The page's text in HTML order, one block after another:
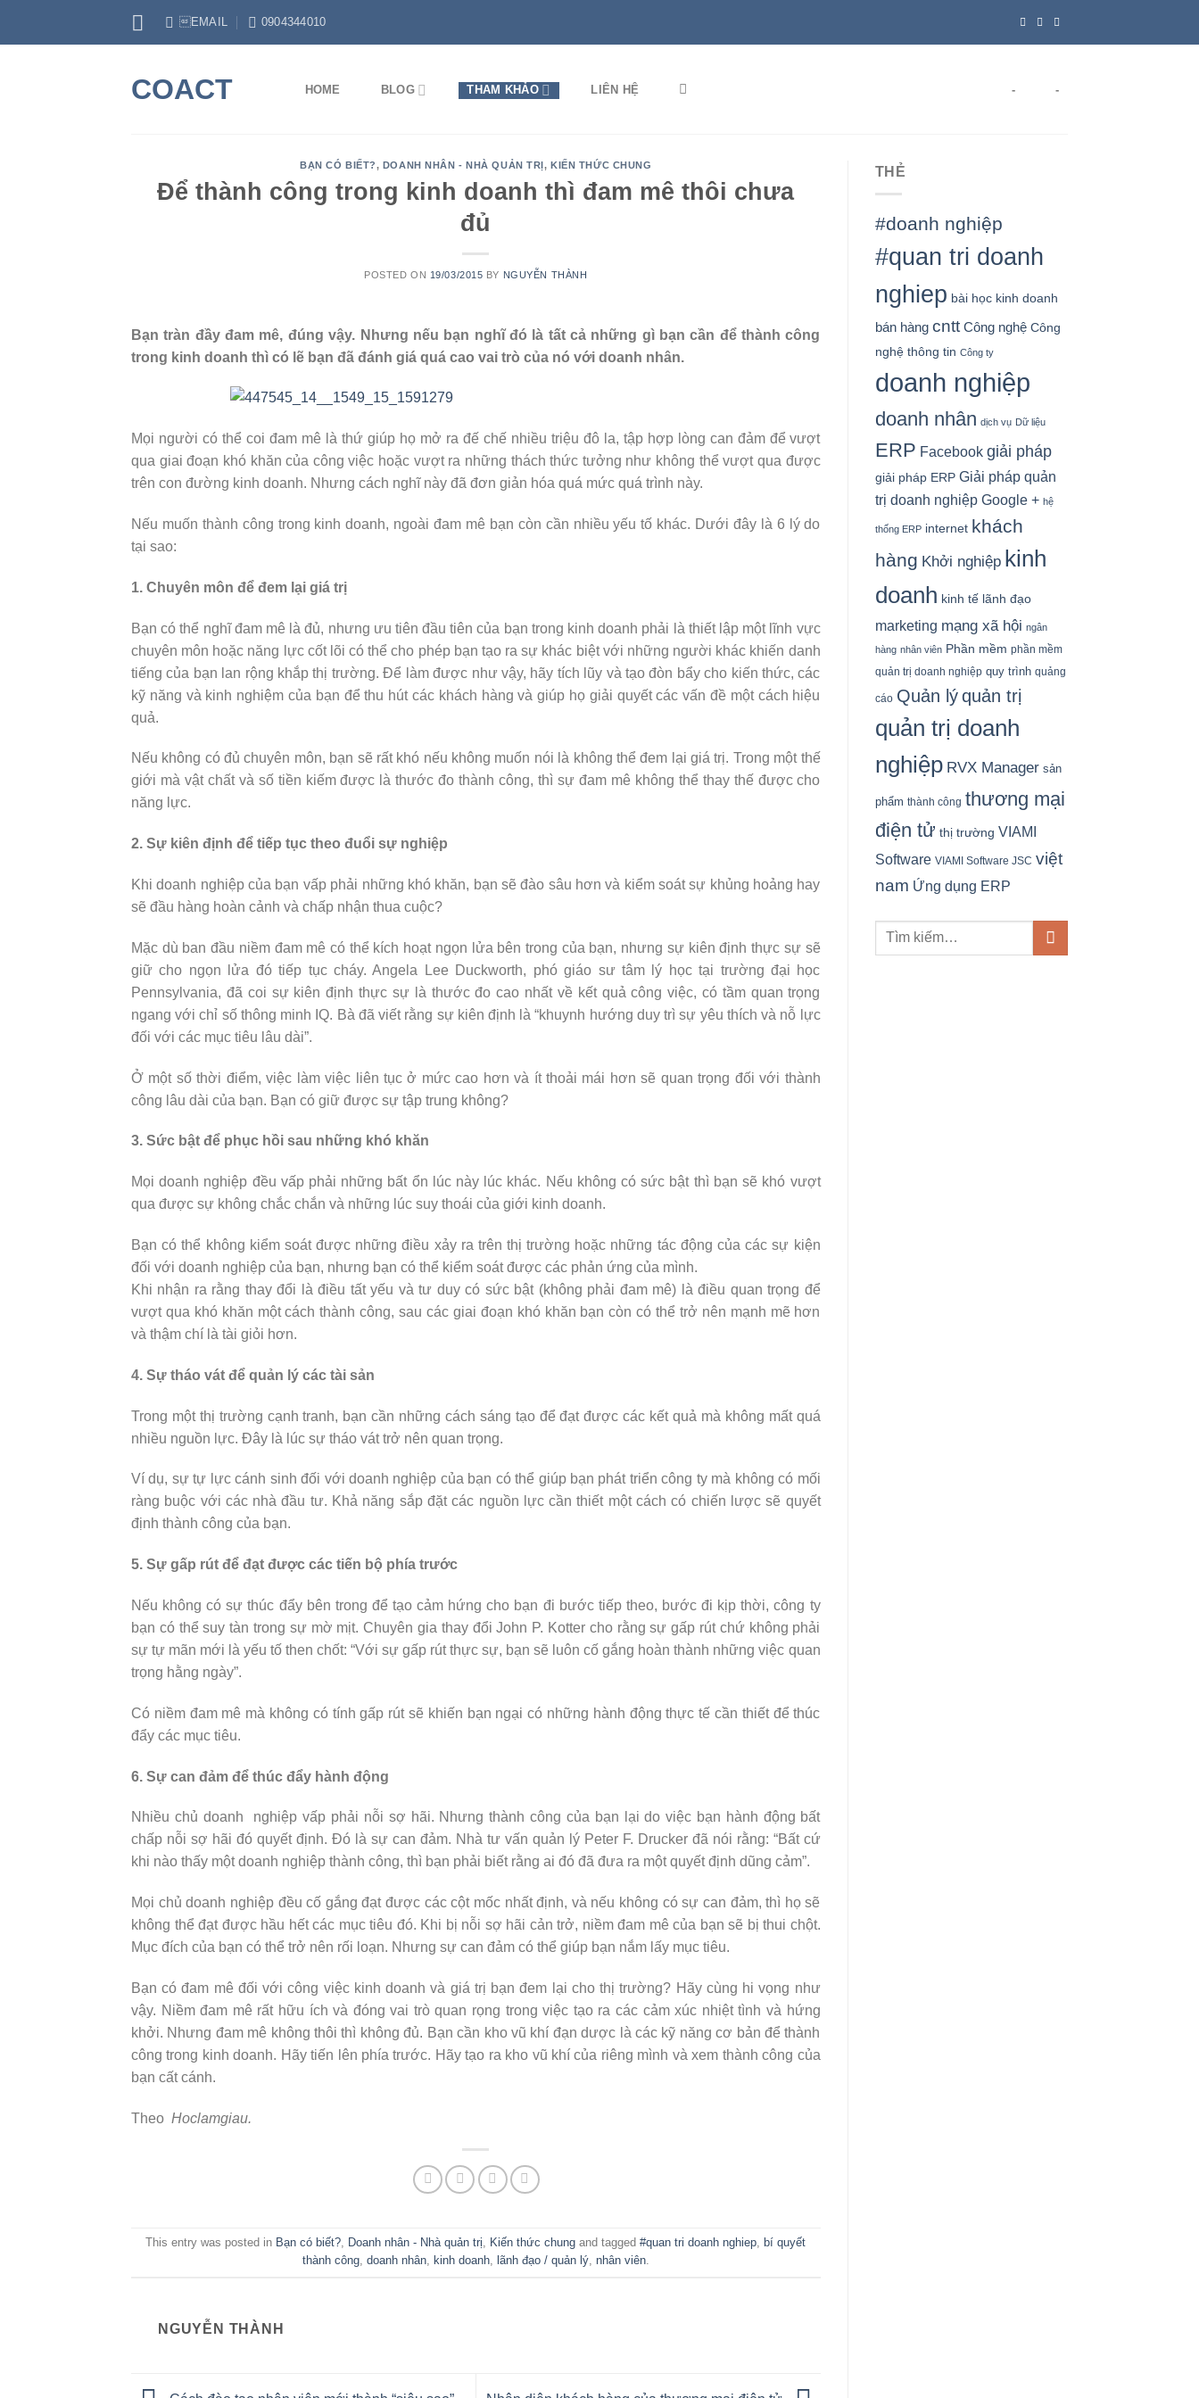
EMAIL 0904344010
COACT HOME BLOG THAM KHẢO LIÊN HỆ - -
BẠN CÓ BIẾT?, DOANH NHÂN - NHÀ QUẢN TRỊ,KIẾN THỨC CHUNG
Để thành công trong kinh doanh thì đam mê thôi chưa
đủ
POSTED ON 19/03/2015 BY NGUYỄN THÀNH
Bạn tràn đầy đam mê, đúng vậy. Nhưng nếu bạn nghĩ đó là tất cả những gì bạn cần để thành công
trong kinh doanh thì có lẽ bạn đã đánh giá quá cao vai trò của nó với doanh nhân.
Mọi người có thể coi đam mê là thứ giúp họ mở ra đế chế nhiều triệu đô la, tập hợp lòng can đảm để vượt
qua giai đoạn khó khăn của công việc hoặc vượt ra những thách thức tưởng như không thể vượt qua được
trên con đường kinh doanh. Nhưng cách nghĩ này đã đơn giản hóa quá mức quá trình này.
Nếu muốn thành công trong kinh doanh, ngoài đam mê bạn còn cần nhiều yếu tố khác. Dưới đây là 6 lý do
tại sao:
1. Chuyên môn để đem lại giá trị
Bạn có thể nghĩ đam mê là đủ, nhưng ưu tiên đầu tiên của bạn trong kinh doanh phải là thiết lập một lĩnh vực
chuyên môn hoặc năng lực cốt lõi có thể cho phép bạn tạo ra sự khác biệt với những người khác khiến danh
tiếng của bạn lan rộng khắp thị trường. Để làm được như vậy, hãy tích lũy và tạo đòn bẩy cho kiến thức, các
kỹ năng và kinh nghiệm của bạn để thu hút các khách hàng và giúp họ giải quyết các vấn đề một cách hiệu
quả.
Nếu không có đủ chuyên môn, bạn sẽ rất khó nếu không muốn nói là không thể đem lại giá trị. Trong một thế
giới mà vật chất và số tiền kiếm được là thước đo thành công, thì sự đam mê không thể thay thế được cho
năng lực.
2. Sự kiên định để tiếp tục theo đuổi sự nghiệp
Khi doanh nghiệp của bạn vấp phải những khó khăn, bạn sẽ đào sâu hơn và kiểm soát sự khủng hoảng hay
sẽ đầu hàng hoàn cảnh và chấp nhận thua cuộc?
Mặc dù ban đầu niềm đam mê có thể kích hoạt ngọn lửa bên trong của bạn, nhưng sự kiên định thực sự sẽ
giữ cho ngọn lửa đó tiếp tục cháy. Angela Lee Duckworth, phó giáo sư tâm lý học tại trường đại học
Pennsylvania, đã coi sự kiên định thực sự là thước đo cao nhất về kết quả công việc, có tầm quan trọng
ngang với chỉ số thông minh IQ. Bà đã viết rằng sự kiên định là “khuynh hướng duy trì sự yêu thích và nỗ lực
đối với các mục tiêu lâu dài”.
Ở một số thời điểm, việc làm việc liên tục ở mức cao hơn và ít thoải mái hơn sẽ quan trọng đối với thành
công lâu dài của bạn. Bạn có giữ được sự tập trung không?
3. Sức bật để phục hồi sau những khó khăn
Mọi doanh nghiệp đều vấp phải những bất ổn lúc này lúc khác. Nếu không có sức bật thì bạn sẽ khó vượt
qua được sự không chắc chắn và những lúc suy thoái của giới kinh doanh.
Bạn có thể không kiểm soát được những điều xảy ra trên thị trường hoặc những tác động của các sự kiện
đối với doanh nghiệp của bạn, nhưng bạn có thể kiểm soát được các phản ứng của mình.
Khi nhận ra rằng thay đổi là điều tất yếu và tư duy có sức bật (không phải đam mê) là điều quan trọng để
vượt qua khó khăn một cách thành công, sau các giai đoạn khó khăn bạn còn có thể trở nên mạnh mẽ hơn
và thậm chí là tài giỏi hơn.
4. Sự tháo vát để quản lý các tài sản
Trong một thị trường cạnh tranh, bạn cần những cách sáng tạo để đạt được các kết quả mà không mất quá
nhiều nguồn lực. Đây là lúc sự tháo vát trở nên quan trọng.
Ví dụ, sự tự lực cánh sinh đối với doanh nghiệp của bạn có thể giúp bạn phát triển công ty mà không có mối
ràng buộc với các nhà đầu tư. Khả năng sắp đặt các nguồn lực cần thiết một cách có chiến lược sẽ quyết
định thành công của bạn.
5. Sự gấp rút để đạt được các tiến bộ phía trước
Nếu không có sự thúc đẩy bên trong để tạo cảm hứng cho bạn đi bước tiếp theo, bước đi kịp thời, công ty
bạn có thể suy tàn trong sự mờ mịt. Chuyên gia thay đổi John P. Kotter cho rằng sự gấp rút chứ không phải
sự tự mãn mới là yếu tố then chốt: “Với sự gấp rút thực sự, bạn sẽ luôn cố gắng hoàn thành những việc quan
trọng hằng ngày”.
Có niềm đam mê mà không có tính gấp rút sẽ khiến bạn ngại có những hành động thực tế cần thiết để thúc
đẩy các mục tiêu.
6. Sự can đảm để thúc đẩy hành động
Nhiều chủ doanh nghiệp vấp phải nỗi sợ hãi. Nhưng thành công của bạn lại do việc bạn hành động bất
chấp nỗi sợ hãi đó quyết định. Đó là sự can đảm. Nhà tư vấn quản lý Peter F. Drucker đã nói rằng: “Bất cứ
khi nào thấy một doanh nghiệp thành công, thì bạn phải biết rằng ai đó đã đưa ra một quyết định dũng cảm”.
Mọi chủ doanh nghiệp đều cố gắng đạt được các cột mốc nhất định, và nếu không có sự can đảm, thì họ sẽ
không thể đạt được hầu hết các mục tiêu đó. Khi bị nỗi sợ hãi cản trở, niềm đam mê của bạn sẽ bị thui chột.
Mục đích của bạn có thể trở nên rối loạn. Nhưng sự can đảm có thể giúp bạn nắm lấy mục tiêu.
Bạn có đam mê đối với công việc kinh doanh và giá trị bạn đem lại cho thị trường? Hãy cùng hi vọng như
vậy. Niềm đam mê rất hữu ích và đóng vai trò quan rọng trong việc tạo ra các cảm xúc nhiệt tình và hứng
khởi. Nhưng đam mê không thôi thì không đủ. Bạn cần kho vũ khí đạn dược là các kỹ năng cơ bản để thành
công trong kinh doanh. Hãy tiến lên phía trước. Hãy tạo ra kho vũ khí của riêng mình và xem thành công của
bạn cất cánh.
Theo Hoclamgiau.
This entry was posted in Bạn có biết?, Doanh nhân - Nhà quản trị, Kiến thức chung and tagged#quan tri doanh nghiep, bí quyết
thành công, doanh nhân, kinh doanh, lãnh đạo / quản lý, nhân viên.
NGUYỄN THÀNH
THẺ
#doanh nghiệp
#quan tri doanh
nghiep bài học kinh doanh
bán hàng cntt Công nghệ Công
nghệ thông tin Công ty
doanh nghiệp
doanh nhân dịch vụ Dữ liệu
ERP Facebook giải pháp
giải pháp ERP Giải pháp quản
trị doanh nghiệp Google + hệ
thống ERP internet khách
hàng Khởi nghiệp kinh
doanh kinh tế lãnh đạo
marketing mạng xã hội ngân
hàng nhân viên Phần mềm phần mềm
quản trị doanh nghiệp quy trình quảng
cáo Quản lý quản trị
quản trị doanh
nghiệp RVX Manager sản
phẩm thành công thương mại
điện tử thị trường VIAMI
Software VIAMI Software JSC việt
nam Ứng dụng ERP